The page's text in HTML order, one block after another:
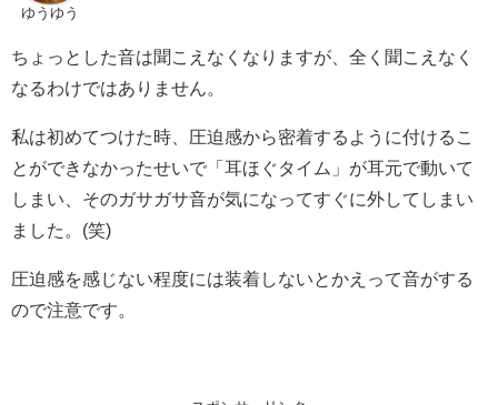
ゆうゆう
ちょっとした音は聞こえなくなりますが、全く聞こえなく
なるわけではありません。
私は初めてつけた時、圧迫感から密着するように付けるこ
とができなかったせいで「耳ほぐタイム」が耳元で動いて
しまい、そのガサガサ音が気になってすぐに外してしまい
ました。(笑)
圧迫感を感じない程度には装着しないとかえって音がする
ので注意です。